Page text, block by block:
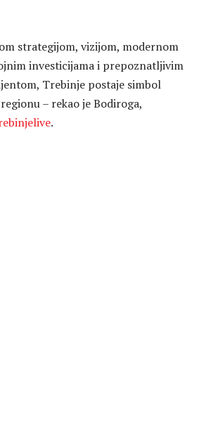
strategijom, vizijom, modernom
investicijama i prepoznatljivim
Trebinje postaje simbol
– rekao je Bodiroga,
.